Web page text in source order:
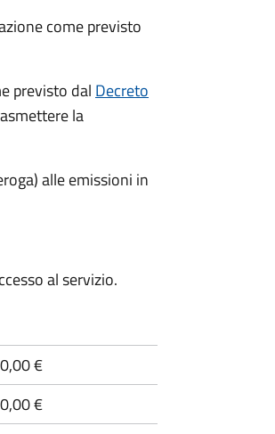
come previsto
previsto dal Decreto
la
alle emissioni in
al servizio.
€
€